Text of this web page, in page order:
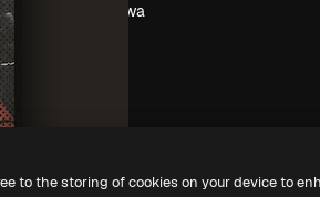
Sala prasowa
to the storing of cookies on your device to